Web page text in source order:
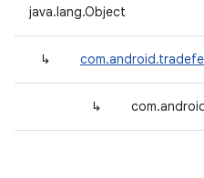
java.lang.Object
↳
↳